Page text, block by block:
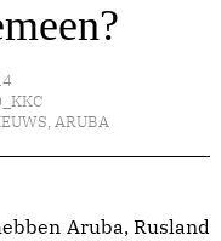
, ARUBA
Aruba, Rusland